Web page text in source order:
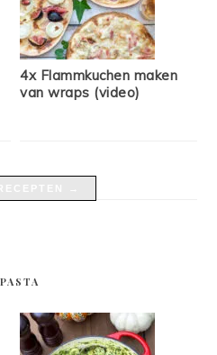
4x Flammkuchen maken
van wraps (video)